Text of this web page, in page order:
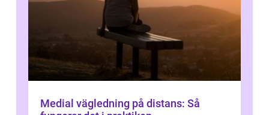
Medial vägledning på distans: Så